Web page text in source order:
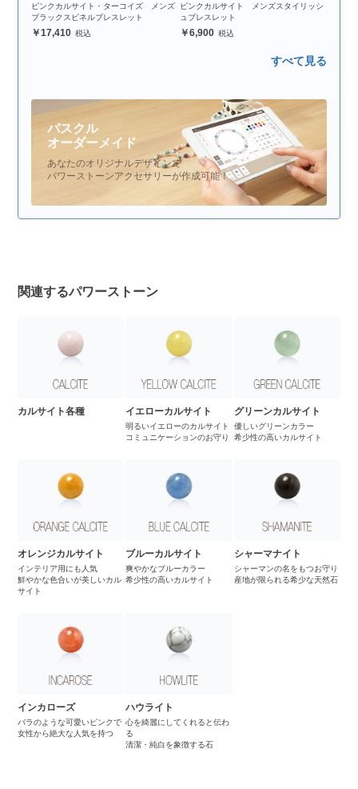
ピンクカルサイト・ターコイズ メンズ
ブラックスピネルブレスレット
17,410
ピンクカルサイト メンズスタイリッシ
ュブレスレット
6,900
すべて見る
パスクル
オーダーメイド
あなたのオリジナルデザインで
パワーストーンアクセサリーが作成可能！
関連するパワーストーン
カルサイト各種 イエローカルサイト
明るいイエローのカルサイト
コミュニケーションのお守り
グリーンカルサイト
優しいグリーンカラー
希少性の高いカルサイト
オレンジカルサイト
インテリア用にも人気
鮮やかな色合いが美しいカル
サイト
ブルーカルサイト
爽やかなブルーカラー
希少性の高いカルサイト
シャーマナイト
シャーマンの名をもつお守り
産地が限られる希少な天然石
インカローズ
バラのような可愛いピンクで
女性から絶大な人気を持つ
ハウライト
心を綺麗にしてくれると伝わ
る
清潔・純白を象徴する石